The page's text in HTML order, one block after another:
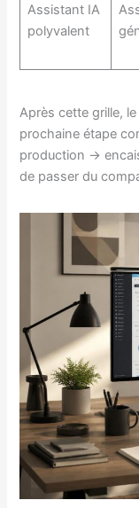
Assistant IA
polyvalent
Après cette grille,
prochaine étape
production →
de passer du